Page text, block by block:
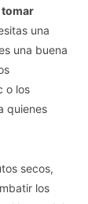
for
out
after your
utilized by
prior to
on the
it to other
tomar
una
una buena
o los
quienes
secos,
los